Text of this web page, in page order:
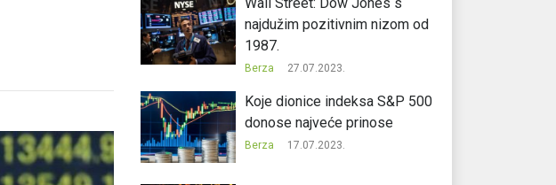
najdužim pozitivnim nizom od
1987.
Berza 27.07.2023.
Koje dionice indeksa S&P 500
donose najveće prinose
Berza 17.07.2023.